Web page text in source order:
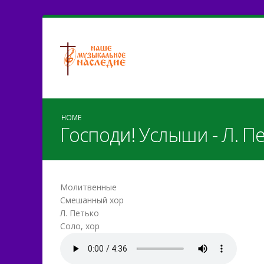
HOME
Господи! Услыши - Л.
Молитвенные
Смешанный хор
Л. Петько
Соло, хор